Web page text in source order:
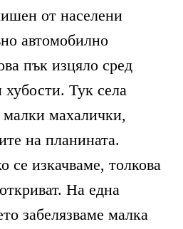
от населени
автомобилно
пък изцяло сред
Тук села
махалички,
на планината.
се изкачваме, толкова
На една
забелязваме малка